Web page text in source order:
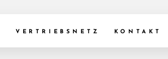
VERTRIEBSNETZ KONTAKT